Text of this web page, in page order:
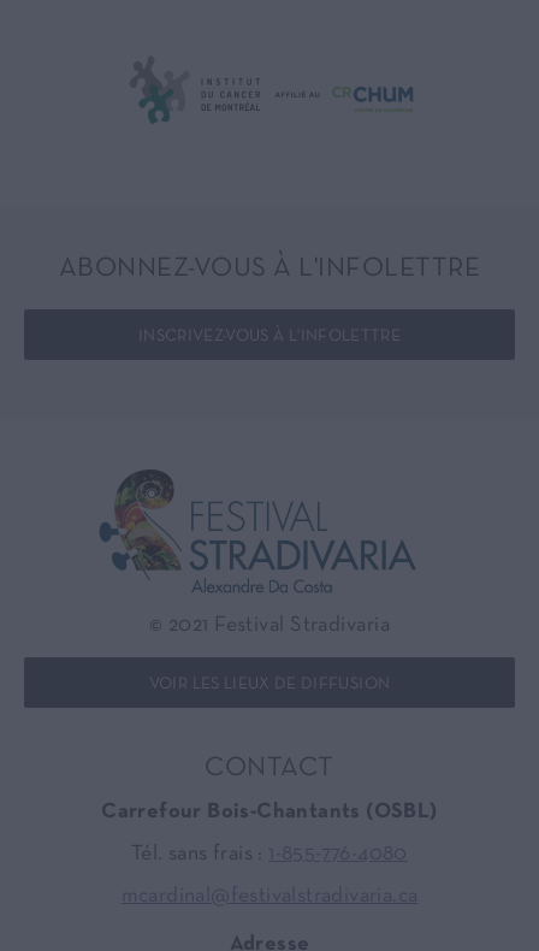
ABONNEZ-VOUS À L'INFOLETTRE
INSCRIVEZ-VOUS À L'INFOLETTRE
© 2021 Festival Stradivaria
VOIR LES LIEUX DE DIFFUSION
CONTACT
Carrefour Bois-Chantants (OSBL)
Tél. sans frais : 1-855-776-4080
mcardinal@festivalstradivaria.ca
Adresse